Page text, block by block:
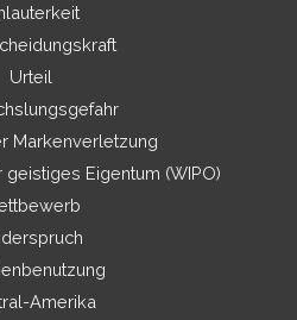
Urteil
Markenverletzung
Eigentum (WIPO)
Amerika